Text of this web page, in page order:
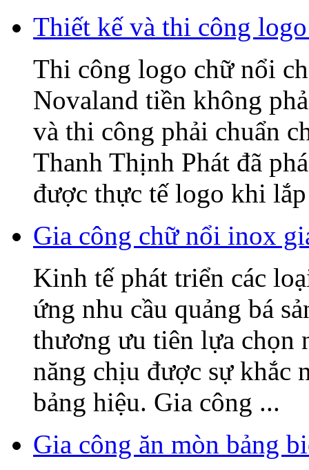
Thiết kế và thi công
Thi công logo chữ nổi
Novaland tiền không
và thi công phải chuẩn
Thanh Thịnh Phát đã
được thực tế logo khi
Gia công chữ nổi inox
Kinh tế phát triển các
ứng nhu cầu quảng bá
thương ưu tiên lựa chọn
năng chịu được sự khắc
bảng hiệu. Gia công ...
Gia công ăn mòn bảng